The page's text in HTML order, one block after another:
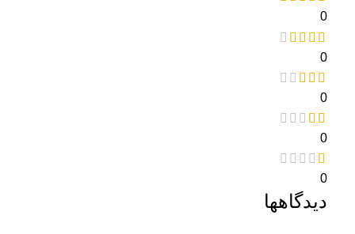
0
0
0
0
0
دیدگاهها